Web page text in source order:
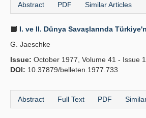
Abstract PDF Similar Articles
I. ve II. Dünya Savaşlarında
G. Jaeschke
Issue: October 1977, Volume 41 - Issue
DOI: 10.37879/belleten.1977.733
Abstract Full Text PDF